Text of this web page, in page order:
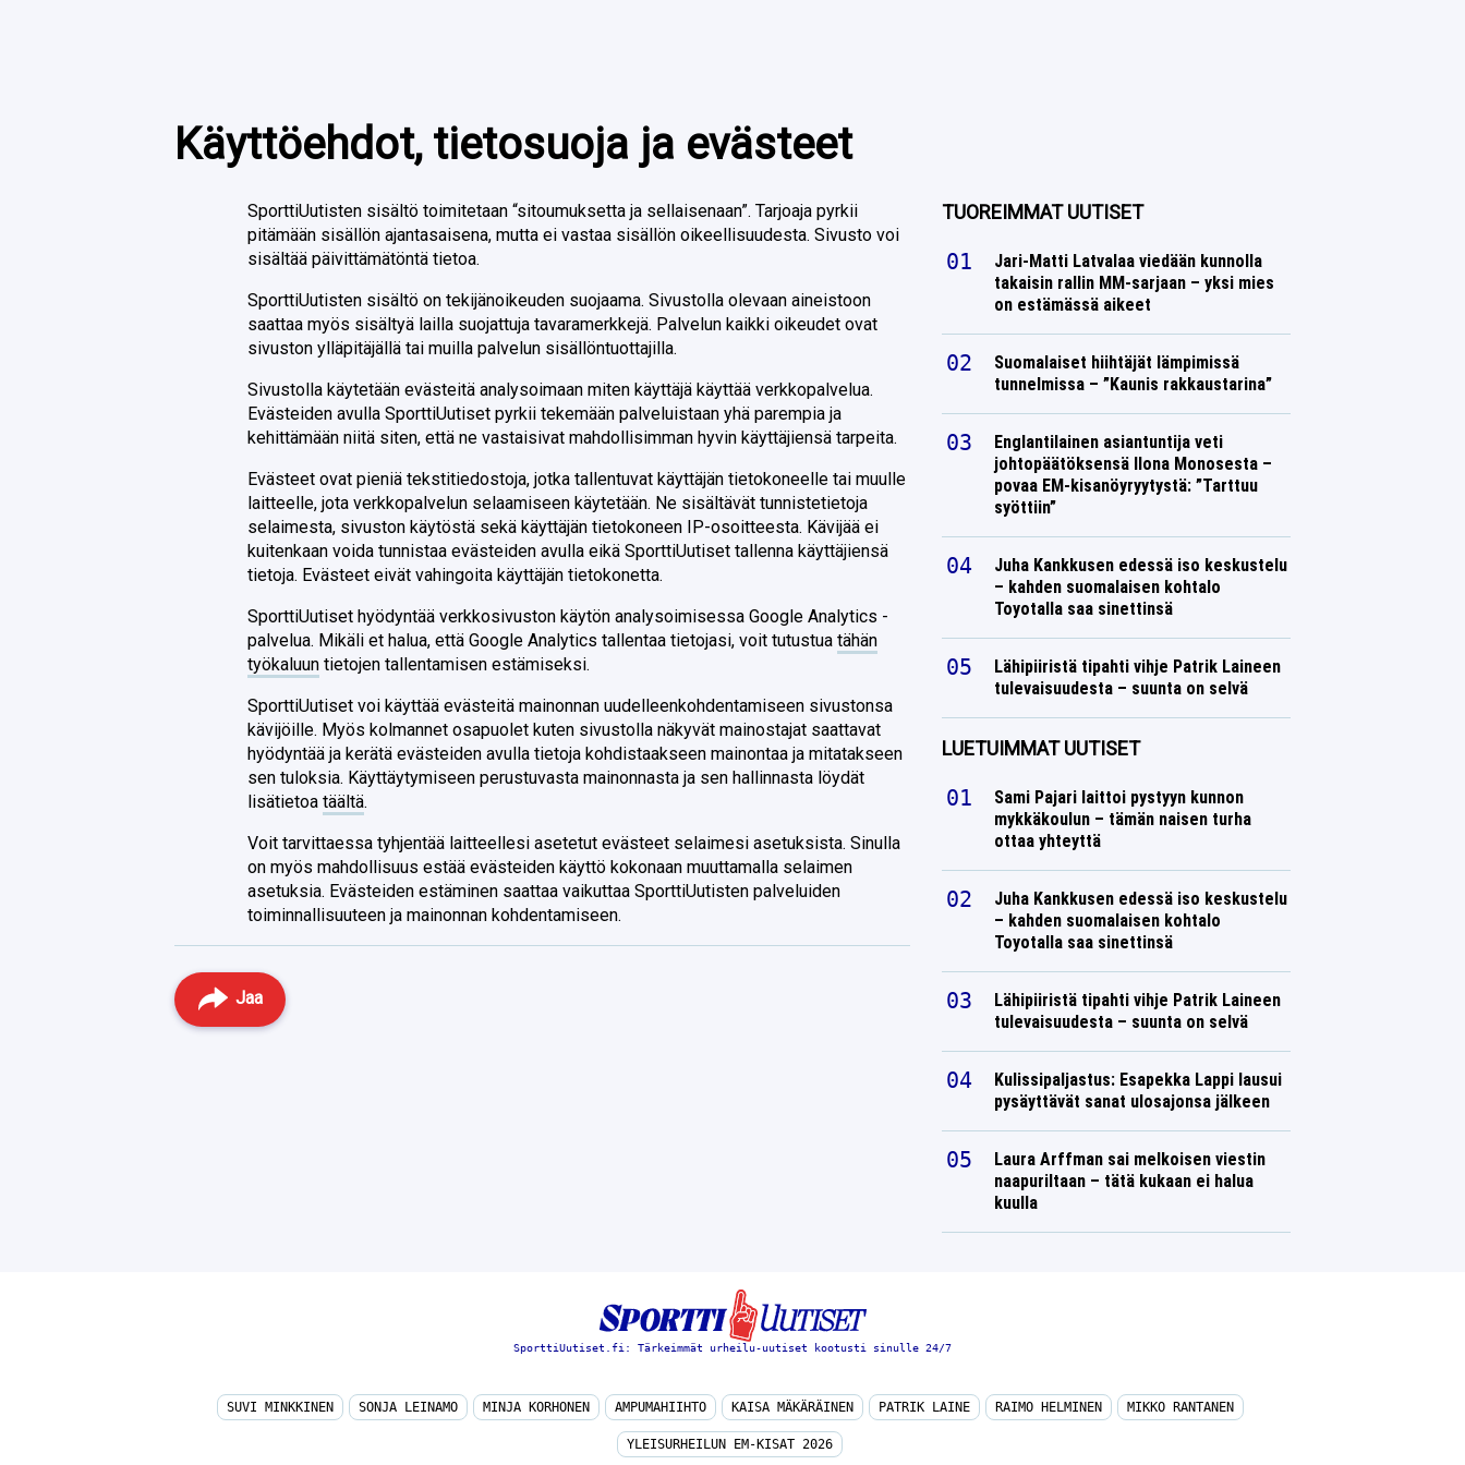
Käyttöehdot, tietosuoja ja evästeet
SporttiUutisten sisältö toimitetaan “sitoumuksetta ja sellaisenaan”. Tarjoaja pyrkii
pitämään sisällön ajantasaisena, mutta ei vastaa sisällön oikeellisuudesta. Sivusto voi
sisältää päivittämätöntä tietoa.
SporttiUutisten sisältö on tekijänoikeuden suojaama. Sivustolla olevaan aineistoon
saattaa myös sisältyä lailla suojattuja tavaramerkkejä. Palvelun kaikki oikeudet ovat
sivuston ylläpitäjällä tai muilla palvelun sisällöntuottajilla.
Sivustolla käytetään evästeitä analysoimaan miten käyttäjä käyttää verkkopalvelua.
Evästeiden avulla SporttiUutiset pyrkii tekemään palveluistaan yhä parempia ja
kehittämään niitä siten, että ne vastaisivat mahdollisimman hyvin käyttäjiensä tarpeita.
Evästeet ovat pieniä tekstitiedostoja, jotka tallentuvat käyttäjän tietokoneelle tai muulle
laitteelle, jota verkkopalvelun selaamiseen käytetään. Ne sisältävät tunnistetietoja
selaimesta, sivuston käytöstä sekä käyttäjän tietokoneen IP-osoitteesta. Kävijää ei
kuitenkaan voida tunnistaa evästeiden avulla eikä SporttiUutiset tallenna käyttäjiensä
tietoja. Evästeet eivät vahingoita käyttäjän tietokonetta.
SporttiUutiset hyödyntää verkkosivuston käytön analysoimisessa Google Analytics -
palvelua. Mikäli et halua, että Google Analytics tallentaa tietojasi, voit tutustuatähän
työkaluun tietojen tallentamisen estämiseksi.
SporttiUutiset voi käyttää evästeitä mainonnan uudelleenkohdentamiseen sivustonsa
kävijöille. Myös kolmannet osapuolet kuten sivustolla näkyvät mainostajat saattavat
hyödyntää ja kerätä evästeiden avulla tietoja kohdistaakseen mainontaa ja mitatakseen
sen tuloksia. Käyttäytymiseen perustuvasta mainonnasta ja sen hallinnasta löydät
lisätietoatäältä.
Voit tarvittaessa tyhjentää laitteellesi asetetut evästeet selaimesi asetuksista. Sinulla
on myös mahdollisuus estää evästeiden käyttö kokonaan muuttamalla selaimen
asetuksia. Evästeiden estäminen saattaa vaikuttaa SporttiUutisten palveluiden
toiminnallisuuteen ja mainonnan kohdentamiseen.
Jaa
TUOREIMMAT UUTISET
Jari-Matti Latvalaa viedään kunnolla
takaisin rallin MM-sarjaan – yksi mies
on estämässä aikeet
Suomalaiset hiihtäjät lämpimissä
tunnelmissa – ”Kaunis rakkaustarina”
Englantilainen asiantuntija veti
johtopäätöksensä Ilona Monosesta –
povaa EM-kisanöyryytystä: ”Tarttuu
syöttiin”
Juha Kankkusen edessä iso keskustelu
– kahden suomalaisen kohtalo
Toyotalla saa sinettinsä
Lähipiiristä tipahti vihje Patrik Laineen
tulevaisuudesta – suunta on selvä
LUETUIMMAT UUTISET
Sami Pajari laittoi pystyyn kunnon
mykkäkoulun – tämän naisen turha
ottaa yhteyttä
Juha Kankkusen edessä iso keskustelu
– kahden suomalaisen kohtalo
Toyotalla saa sinettinsä
Lähipiiristä tipahti vihje Patrik Laineen
tulevaisuudesta – suunta on selvä
Kulissipaljastus: Esapekka Lappi lausui
pysäyttävät sanat ulosajonsa jälkeen
Laura Arffman sai melkoisen viestin
naapuriltaan – tätä kukaan ei halua
kuulla
SporttiUutiset.fi: Tärkeimmät urheilu-uutiset kootusti sinulle 24/7
SUVI MINKKINEN SONJA LEINAMO MINJA KORHONEN AMPUMAHIIHTO KAISA MÄKÄRÄINEN PATRIK LAINE RAIMO HELMINEN MIKKO RANTANEN
YLEISURHEILUN EM-KISAT 2026